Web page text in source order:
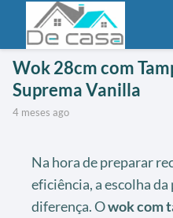
Wok 28cm com
Suprema Vanilla
4 meses ago
Na hora de preparar
eficiência, a escolha
diferença. Owok com